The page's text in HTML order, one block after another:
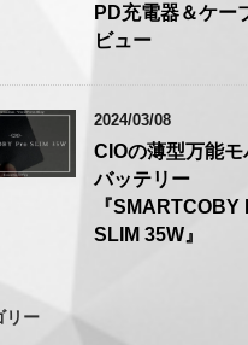
PD充電器＆ケー
ビュー
2024/03/08
CIOの薄型万能モ
バッテリー
『SMARTCOBY
SLIM 35W』
リー